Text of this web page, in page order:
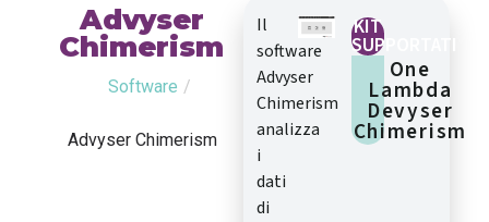
Advyser
Chimerism
Software /
Advyser Chimerism
Il
software
Advyser
Chimerism
analizza
i
dati
di
KIT
SUPPORTATI
One
Lambda
Devyser
Chimerism